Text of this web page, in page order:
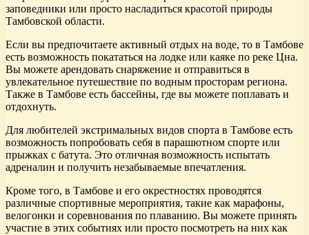
заповедники или просто насладиться красотой природы
Тамбовской области.
Если вы предпочитаете активный отдых на воде, то в Тамбове
есть возможность покататься на лодке или каяке по реке Цна.
Вы можете арендовать снаряжение и отправиться в
увлекательное путешествие по водным просторам региона.
Также в Тамбове есть бассейны, где вы можете поплавать и
отдохнуть.
Для любителей экстримальных видов спорта в Тамбове есть
возможность попробовать себя в парашютном спорте или
прыжках с батута. Это отличная возможность испытать
адреналин и получить незабываемые впечатления.
Кроме того, в Тамбове и его окрестностях проводятся
различные спортивные мероприятия, такие как марафоны,
велогонки и соревнования по плаванию. Вы можете принять
участие в этих событиях или просто посмотреть на них как